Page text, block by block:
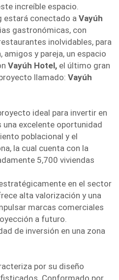
increíble espacio.
estará conectado a Vayúh
gastronómicas, con
inolvidables, para
y pareja, un espacio
Vayúh Hotel, el último gran
llamado: Vayúh
ideal para invertir en
excelente oportunidad
poblacional y el
la cual cuenta con la
5,700 viviendas
en el sector
alta valorización y una
marcas comerciales
a futuro.
de inversión en una zona
por su diseño
Conformado por